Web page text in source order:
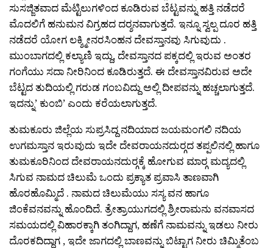
ಸುಸಜ್ಜಿತವಾದ ಮೆಟ್ಟಿಲುಗಳಿಂದ ಕೂಡಿರುವ ಬೆಟ್ಟವನ್ನು ಹತ್ತಿ ನಡೆದರೆ
ಮೊದಲಿಗೆ ಹನುಮನ ವಿಗ್ರಹದ ದರ‍್ಶನವಾಗುತ್ತದೆ. ಇನ್ನೂ ಸ್ವಲ್ಪ ದೂರ ಹತ್ತಿ
ನಡೆದರೆ ಯೋಗ ಲಕ್ಶ್ಮೀನರಸಿಂಹನ ದೇವಸ್ತಾನವು ಸಿಗುವುದು .
ಮುಂಬಾಗದಲ್ಲಿ ಕಲ್ಯಾಣಿ ಇದ್ದು, ದೇವಸ್ತಾನದ ಪಕ್ಕದಲ್ಲಿ ಇರುವ ಅಂತರ
ಗಂಗೆಯು ಸದಾ ನೀರಿನಿಂದ ಕೂಡಿರುತ್ತದೆ. ಈ ದೇವಸ್ತಾನವಿರುವ ಅದೇ
ಬೆಟ್ಟದ ತುದಿಯಲ್ಲಿ ಗರುಡ ಗಂಬವಿದ್ದು ಅಲ್ಲಿ ದೀಪವನ್ನು ಹಚ್ಚಲಾಗುತ್ತದೆ.
ಇದನ್ನು’ ಕುಂಬಿ’ ಎಂದು ಕರೆಯಲಾಗುತ್ತದೆ.
ತುಮಕೂರು ಜಿಲ್ಲೆಯ ಸುಪ್ರಸಿದ್ದ ನದಿಯಾದ ಜಯಮಂಗಲಿ ನದಿಯ
ಉಗಮಸ್ತಾನ ಇರುವುದು ಇದೇ ದೇವರಾಯನದುರ‍್ಗದ ತಪ್ಪಲಿನಲ್ಲಿ ಹಾಗೂ
ತುಮಕೂರಿನಿಂದ ದೇವರಾಯನದುರ‍್ಗಕ್ಕೆ ಹೋಗುವ ಮಾರ‍್ಗ ಮದ್ಯದಲ್ಲಿ
ಸಿಗುವ ನಾಮದ ಚಿಲುಮೆ ಒಂದು ಪ್ರಕ್ಯಾತ ಪ್ರವಾಸಿ ತಾಣವಾಗಿ
ಹೊರಹೊಮ್ಮಿದೆ . ನಾಮದ ಚಿಲುಮೆಯು ಸಸ್ಯ ವನ ಹಾಗೂ
ಜಿಂಕೆವನವನ್ನು ಹೊಂದಿದೆ. ತ್ರೇತ್ರಾಯುಗದಲ್ಲಿ ಶ್ರೀರಾಮನು ವನವಾಸದ
ಸಮಯದಲ್ಲಿ ವಿಹಾರಕ್ಕಾಗಿ ತಂಗಿದ್ದಾಗ, ಹಣೆಗೆ ನಾಮವನ್ನು ಇಡಲು ನೀರು
ದೊರಕದಿದ್ದಾಗ , ಇದೇ ಜಾಗದಲ್ಲಿ ಬಾಣವನ್ನು ಬಿಟ್ಟಾಗ ನೀರು ಚಿಮ್ಮಿತೆಂಬ